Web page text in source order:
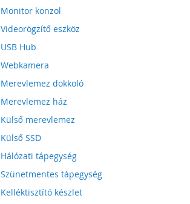
Monitor konzol
Videorögzítő eszköz
USB Hub
Webkamera
Merevlemez dokkoló
Merevlemez ház
Külső merevlemez
Külső SSD
Hálózati tápegység
Szünetmentes tápegység
Kelléktisztító készlet